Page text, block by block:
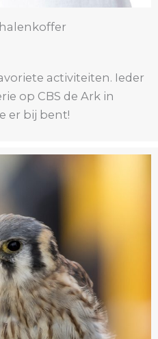
activiteiten. Ieder
op CBS de Ark in
er bij bent!